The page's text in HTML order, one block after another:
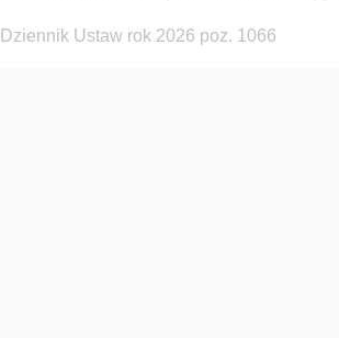
Dziennik Ustaw rok 2026 poz. 1066